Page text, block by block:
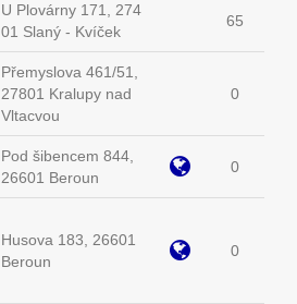
U Plovárny 171, 274
01 Slaný - Kvíček
65
Přemyslova 461/51,
27801 Kralupy nad
Vltacvou
0
Pod šibencem 844,
26601 Beroun
0
Husova 183, 26601
Beroun
0